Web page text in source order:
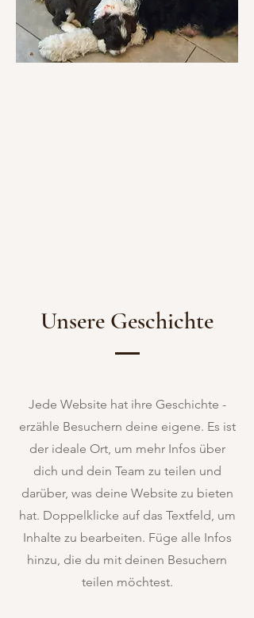
Unsere Geschichte
Jede Website hat ihre Geschichte -
erzähle Besuchern deine eigene. Es ist
der ideale Ort, um mehr Infos über
dich und dein Team zu teilen und
darüber, was deine Website zu bieten
hat. Doppelklicke auf das Textfeld, um
Inhalte zu bearbeiten. Füge alle Infos
hinzu, die du mit deinen Besuchern
teilen möchtest.